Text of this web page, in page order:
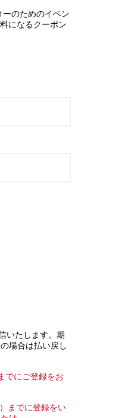
のためのイベン
になるクーポン
いたします。期
場合は払い戻し
でにご登録をお
までに登録をい